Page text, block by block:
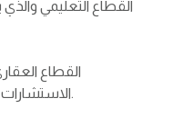
القطاع التعليمي
القطاع
الاستشارات الإدارية والمالية والهندسية.